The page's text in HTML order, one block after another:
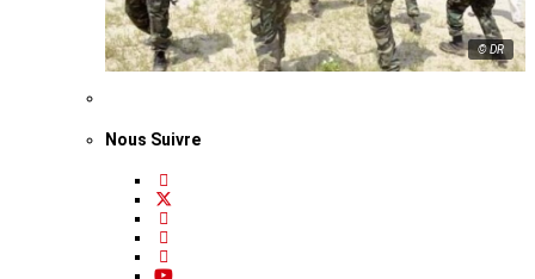
© DR
Nous Suivre